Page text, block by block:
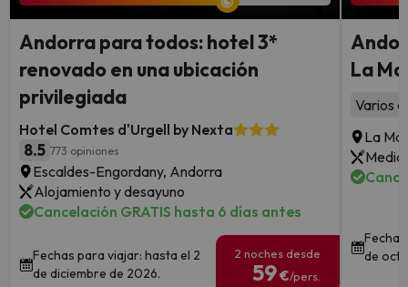
Andorra para todos: hotel 3*
renovado en una ubicación
privilegiada
Hotel Comtes d'Urgell by Nexta
8.5 773 opiniones
Escaldes-Engordany, Andorra
Alojamiento y desayuno
Cancelación GRATIS hasta 6 días antes
Fechas para viajar: hasta el 2
de diciembre de 2026.
2 noches desde
59€/pers.
La
Varios
La
Media
de